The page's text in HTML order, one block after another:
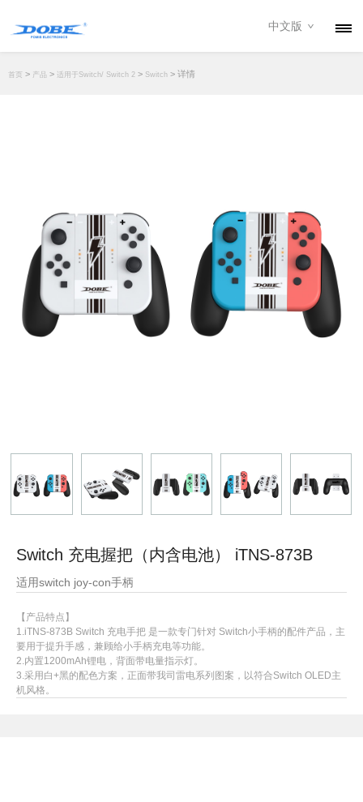
经销商
中文版
首页 > 产品 > 适用于Switch/ Switch 2 > Switch > 详情
Switch 充电握把（内含电池） iTNS-873B
适用switch joy-con手柄
【产品特点】
1.iTNS-873B Switch 充电手把 是一款专门针对 Switch小手柄的配件产品，主
要用于提升手感，兼顾给小手柄充电等功能。
2.内置1200mAh锂电，背面带电量指示灯。
3.采用白+黑的配色方案，正面带我司雷电系列图案，以符合Switch OLED主
机风格。